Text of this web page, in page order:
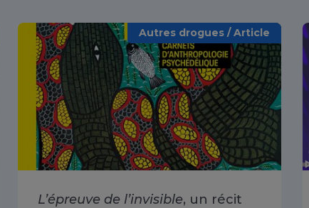
Autres drogues / Article
L’épreuve de l’invisible, un récit